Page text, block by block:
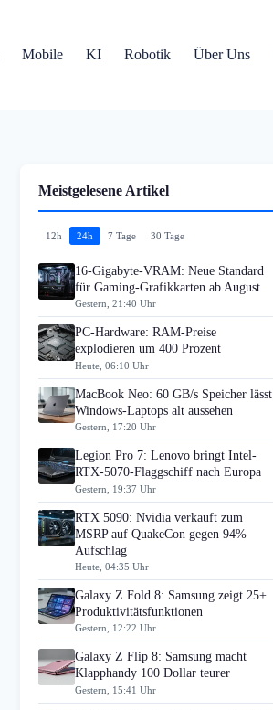
Mobile KI Robotik Über Uns
Meistgelesene Artikel
12h 24h 7 Tage 30 Tage
16-Gigabyte-VRAM: Neue Standard
für Gaming-Grafikkarten ab August
Gestern, 21:40 Uhr
PC-Hardware: RAM-Preise
explodieren um 400 Prozent
Heute, 06:10 Uhr
MacBook Neo: 60 GB/s Speicher lässt
Windows-Laptops alt aussehen
Gestern, 17:20 Uhr
Legion Pro 7: Lenovo bringt Intel-
RTX-5070-Flaggschiff nach Europa
Gestern, 19:37 Uhr
RTX 5090: Nvidia verkauft zum
MSRP auf QuakeCon gegen 94%
Aufschlag
Heute, 04:35 Uhr
Galaxy Z Fold 8: Samsung zeigt 25+
Produktivitätsfunktionen
Gestern, 12:22 Uhr
Galaxy Z Flip 8: Samsung macht
Klapphandy 100 Dollar teurer
Gestern, 15:41 Uhr